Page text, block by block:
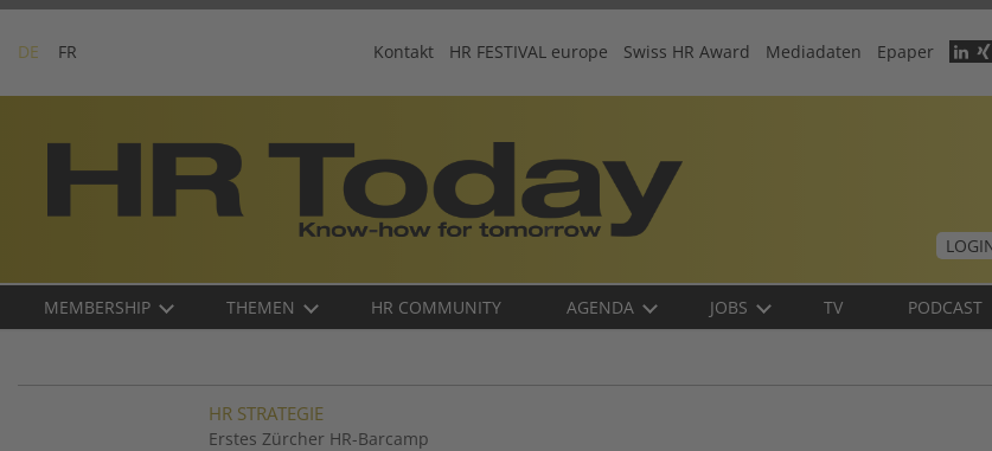
Skip
content
DE FR Kontakt HR FESTIVAL europe Swiss HR Award Mediadaten Epaper
Main
DE
MEMBERSHIP THEMEN HR COMMUNITY AGENDA JOBS TV PODCAST
HR STRATEGIE
Erstes Zürcher HR-Barcamp